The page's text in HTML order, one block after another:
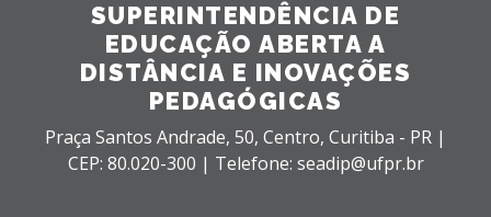
SUPERINTENDÊNCIA DE
EDUCAÇÃO ABERTA A
DISTÂNCIA E INOVAÇÕES
PEDAGÓGICAS
Praça Santos Andrade, 50, Centro, Curitiba - PR |
CEP: 80.020-300 | Telefone: seadip@ufpr.br